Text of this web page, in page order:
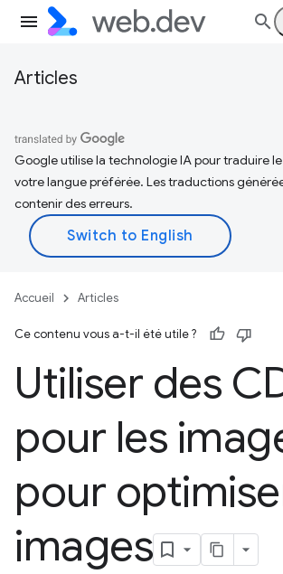
Articles
Google utilise la technologie IA pour traduire
votre langue préférée. Les traductions
contenir des erreurs.
Accueil Articles
Ce contenu vous a-t-il été utile ?
Utiliser des
pour les
pour
images